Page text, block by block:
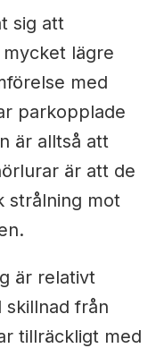
sig att
lägre
med
parkopplade
är alltså att
är att de
strålning mot
är relativt
från
tillräckligt med